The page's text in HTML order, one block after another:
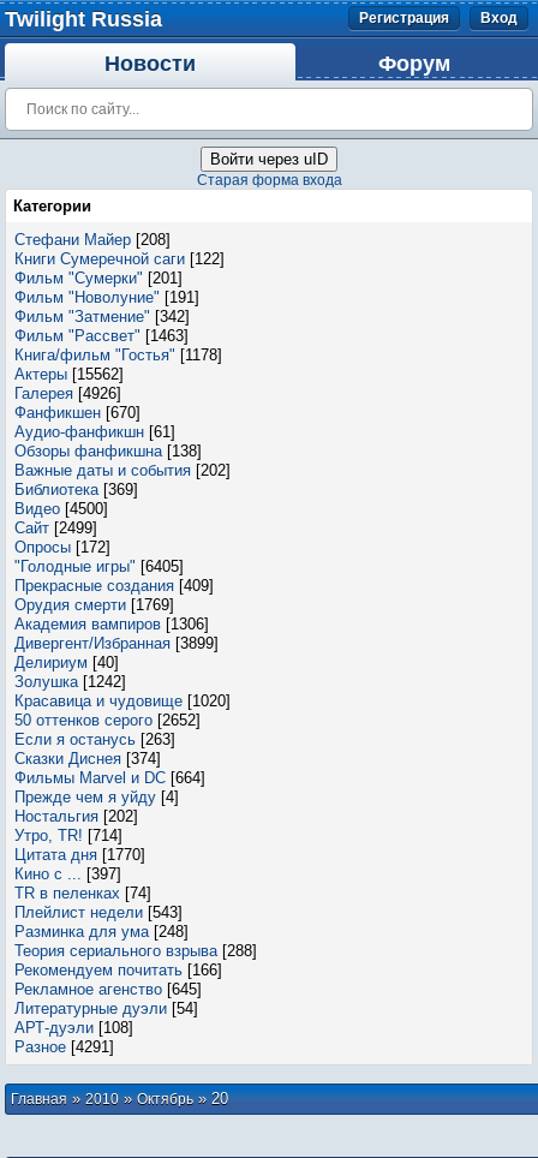
Twilight Russia Регистрация Вход
Новости Форум
Войти через uID
Старая форма входа
Категории
Стефани Майер [208]
Книги Сумеречной саги [122]
Фильм "Сумерки" [201]
Фильм "Новолуние" [191]
Фильм "Затмение" [342]
Фильм "Рассвет" [1463]
Книга/фильм "Гостья" [1178]
Актеры [15562]
Галерея [4926]
Фанфикшен [670]
Аудио-фанфикшн [61]
Обзоры фанфикшна [138]
Важные даты и события [202]
Библиотека [369]
Видео [4500]
Сайт [2499]
Опросы [172]
"Голодные игры" [6405]
Прекрасные создания [409]
Орудия смерти [1769]
Академия вампиров [1306]
Дивергент/Избранная [3899]
Делириум [40]
Золушка [1242]
Красавица и чудовище [1020]
50 оттенков серого [2652]
Если я останусь [263]
Сказки Диснея [374]
Фильмы Marvel и DC [664]
Прежде чем я уйду [4]
Ностальгия [202]
Утро, TR! [714]
Цитата дня [1770]
Кино с ... [397]
TR в пеленках [74]
Плейлист недели [543]
Разминка для ума [248]
Теория сериального взрыва [288]
Рекомендуем почитать [166]
Рекламное агенство [645]
Литературные дуэли [54]
АРТ-дуэли [108]
Разное [4291]
Главная»2010 » Октябрь » 20